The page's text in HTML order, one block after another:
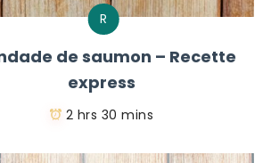
R
de saumon – Recette
express
2 hrs 30 mins